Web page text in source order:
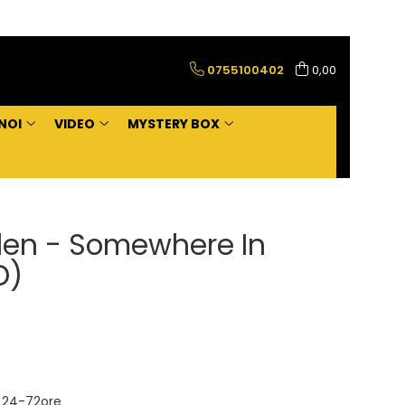
0755100402 0,00
VIDEO
MYSTERY BOX
- Somewhere In
24-72ore